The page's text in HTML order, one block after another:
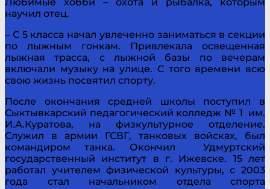
научил отец.
– С 5 класса начал увлеченно заниматься в секции
по лыжным гонкам. Привлекала освещенная
лыжная трасса, с лыжной базы по вечерам
включали музыку на улице. С того времени всю
свою жизнь посвятил спорту.
После окончания средней школы поступил в
Сыктывкарский педагогический колледж № 1 им.
И.А.Куратова, на физкультурное отделение.
Служил в армии ГСВГ, танковых войсках, был
командиром танка. Окончил Удмуртский
государственный институт в г. Ижевске. 15 лет
работал учителем физической культуры, с 2003
года стал начальником отдела спорта